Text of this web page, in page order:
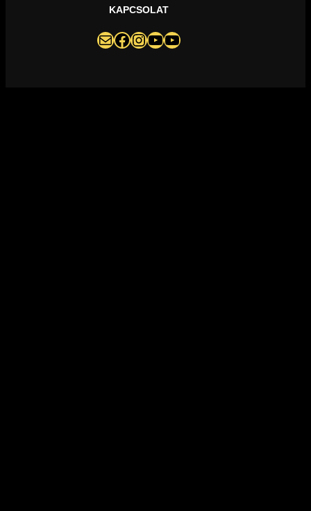
KAPCSOLAT
darazsak@darazsak.hu @kobanyaidarazsak @darazsak Kőbányai Darazsak csatorna Darazsak Online Basketball csatorna